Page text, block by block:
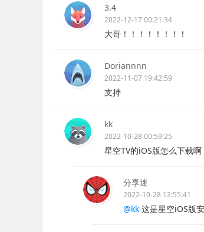
3.4
2022-12-17 00:21:34
大哥！！！！！！！！
Doriannnn
2022-11-07 19:42:59
支持
kk
2022-10-28 00:59:25
星空TV的iOS版怎么下载
分享迷
2022-10-28 12:55:41
@kk 这是星空iOS版